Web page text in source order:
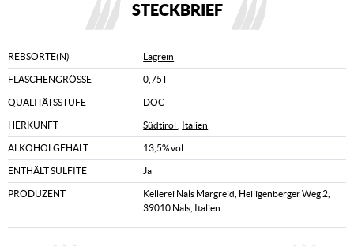
STECKBRIEF
REBSORTE(N) Lagrein
FLASCHENGRÖSSE 0,75 l
QUALITÄTSSTUFE DOC
HERKUNFT Südtirol Italien
ALKOHOLGEHALT 13,5% vol
ENTHÄLT SULFITE Ja
PRODUZENT
Kellerei Nals Margreid, Heiligenberger Weg 2,
39010 Nals, Italien